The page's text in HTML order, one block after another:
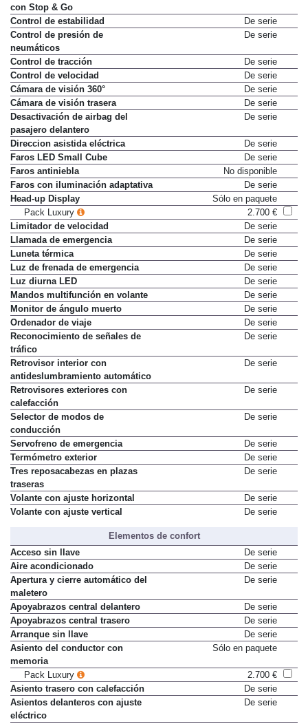
con Stop & Go
Control de estabilidad
De serie
Control de presión de
neumáticos
De serie
Control de tracción
De serie
Control de velocidad
De serie
Cámara de visión 360°
De serie
Cámara de visión trasera
De serie
Desactivación de airbag del
pasajero delantero
De serie
Direccion asistida eléctrica
De serie
Faros LED Small Cube
De serie
Faros antiniebla
No disponible
Faros con iluminación adaptativa
De serie
Head-up Display
Sólo en paquete
Pack Luxury
2.700 €
Limitador de velocidad
De serie
Llamada de emergencia
De serie
Luneta térmica
De serie
Luz de frenada de emergencia
De serie
Luz diurna LED
De serie
Mandos multifunción en volante
De serie
Monitor de ángulo muerto
De serie
Ordenador de viaje
De serie
Reconocimiento de señales de
tráfico
De serie
Retrovisor interior con
antideslumbramiento automático
De serie
Retrovisores exteriores con
calefacción
De serie
Selector de modos de
conducción
De serie
Servofreno de emergencia
De serie
Termómetro exterior
De serie
Tres reposacabezas en plazas
traseras
De serie
Volante con ajuste horizontal
De serie
Volante con ajuste vertical
De serie
Elementos de confort
Acceso sin llave
De serie
Aire acondicionado
De serie
Apertura y cierre automático del
maletero
De serie
Apoyabrazos central delantero
De serie
Apoyabrazos central trasero
De serie
Arranque sin llave
De serie
Asiento del conductor con
memoria
Sólo en paquete
Pack Luxury
2.700 €
Asiento trasero con calefacción
De serie
Asientos delanteros con ajuste
eléctrico
De serie